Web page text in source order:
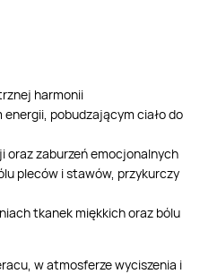
harmonii
energii , pobudzającym ciało do
orazzaburzeń emocjonalnych
pleców i stawów, przykurczy
tkanek miękkich oraz bólu
w atmosferze wyciszenia i